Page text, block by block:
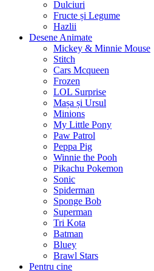
Dulciuri
Fructe și Legume
Hazlii
Desene Animate
Mickey & Minnie Mouse
Stitch
Cars Mcqueen
Frozen
LOL Surprise
Mașa și Ursul
Minions
My Little Pony
Paw Patrol
Peppa Pig
Winnie the Pooh
Pikachu Pokemon
Sonic
Spiderman
Sponge Bob
Superman
Tri Kota
Batman
Bluey
Brawl Stars
Pentru cine